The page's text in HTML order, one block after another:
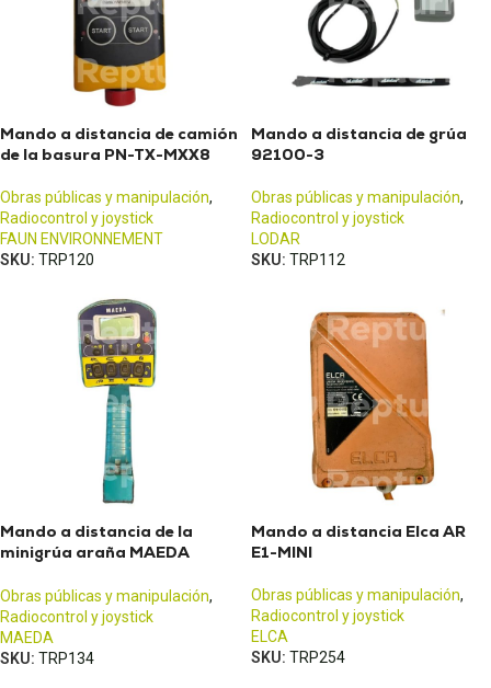
Mando a distancia de camión
de la basura PN-TX-MXX8
Obras públicas y manipulación,
Radiocontrol y joystick
FAUN ENVIRONNEMENT
SKU: TRP120
Mando a distancia de grúa
92100-3
Obras públicas y manipulación,
Radiocontrol y joystick
LODAR
SKU: TRP112
Mando a distancia de la
minigrúa araña MAEDA
Obras públicas y manipulación,
Radiocontrol y joystick
MAEDA
SKU: TRP134
Mando a distancia Elca AR
E1-MINI
Obras públicas y manipulación,
Radiocontrol y joystick
ELCA
SKU: TRP254